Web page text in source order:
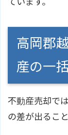
高岡郡
産の一
不動産売却で
の差が出るこ